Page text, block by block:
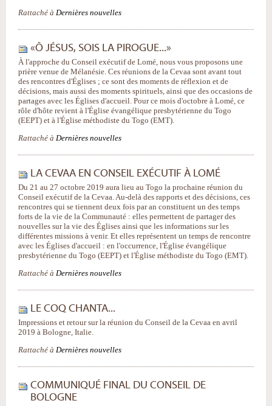
Rattaché à Dernières nouvelles
«Ô JÉSUS, SOIS LA PIROGUE...»
À l'approche du Conseil exécutif de Lomé, nous vous proposons une
prière venue de Mélanésie. Ces réunions de la Cevaa sont avant tout
des rencontres d'Églises ; ce sont des moments de réflexion et de
décisions, mais aussi des moments spirituels, ainsi que des occasions de
partages avec les Églises d'accueil. Pour ce mois d'octobre à Lomé, ce
rôle d'hôte revient à l'Église évangélique presbytérienne du Togo
(EEPT) et à l'Église méthodiste du Togo (EMT).
Rattaché à Dernières nouvelles
LA CEVAA EN CONSEIL EXÉCUTIF À LOMÉ
Du 21 au 27 octobre 2019 aura lieu au Togo la prochaine réunion du
Conseil exécutif de la Cevaa. Au-delà des rapports et des décisions, ces
rencontres qui se tiennent deux fois par an constituent un des temps
forts de la vie de la Communauté : elles permettent de partager des
nouvelles sur la vie des Églises ainsi que les informations sur les
différentes missions à venir. Et elles représentent un temps de rencontre
avec les Églises d'accueil : en l'occurrence, l'Église évangélique
presbytérienne du Togo (EEPT) et l'Église méthodiste du Togo (EMT).
Rattaché à Dernières nouvelles
LE COQ CHANTA...
Impressions et retour sur la réunion du Conseil de la Cevaa en avril
2019 à Bologne, Italie.
Rattaché à Dernières nouvelles
COMMUNIQUÉ FINAL DU CONSEIL DE
BOLOGNE